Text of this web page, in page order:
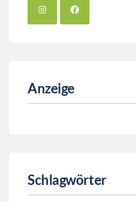
Anzeige
Schlagwörter